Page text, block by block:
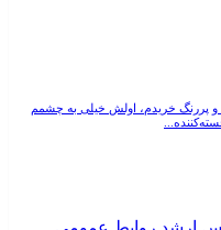
پررنگ خریدم، اولش خیلی به چشمم